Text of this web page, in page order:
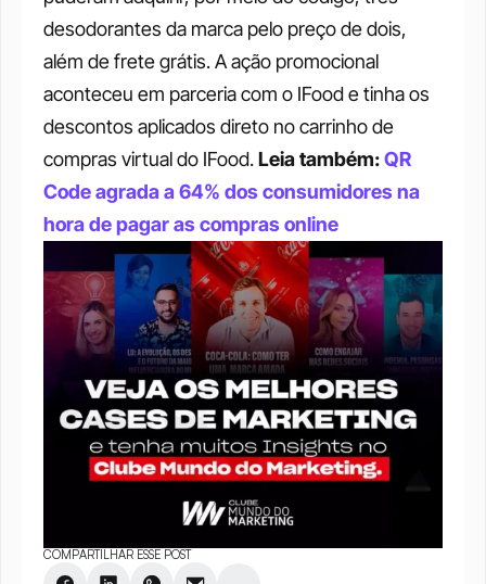
desodorantes da marca pelo preço de dois,
além de frete grátis. A ação promocional
aconteceu em parceria com o IFood e tinha os
descontos aplicados direto no carrinho de
compras virtual do IFood. Leia também: QR
Code agrada a 64% dos consumidores na
hora de pagar as compras online
COMPARTILHAR ESSE POST